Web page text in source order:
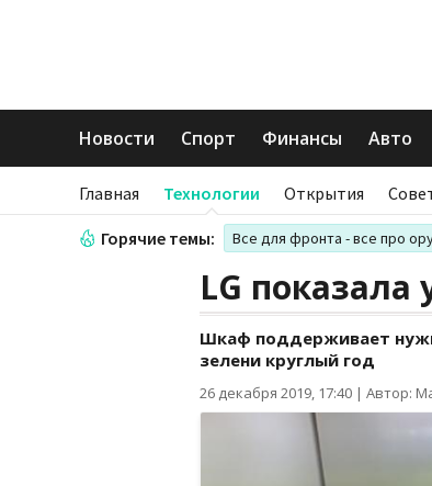
Новости Спорт Финансы Авто
Главная Технологии Открытия
Горячие темы: Все для фронта - все про
LG
Шкаф поддерживает
зелени круглый год
26 декабря 2019, 17:40 | Автор: